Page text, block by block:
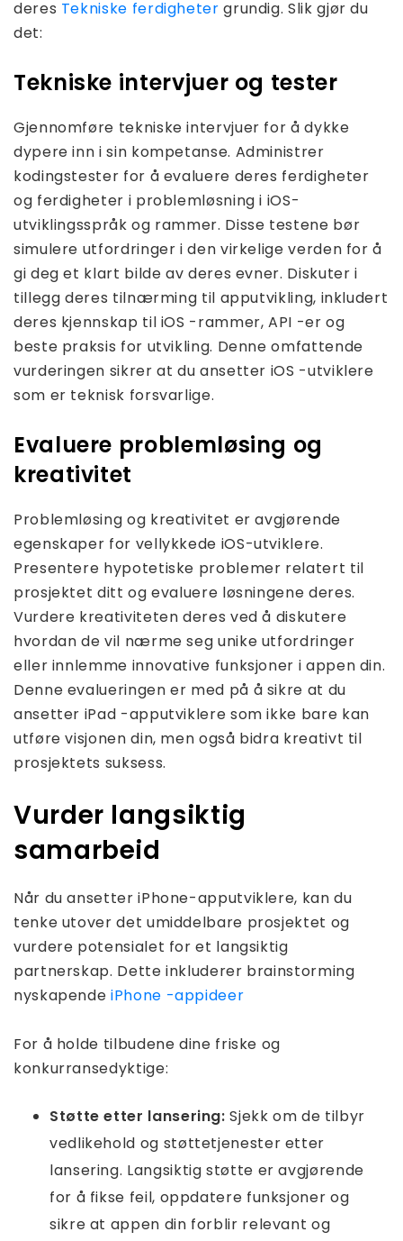
deres Tekniske ferdighetergrundig. Slik gjør du
det:
Tekniske intervjuer og tester
Gjennomføre tekniske intervjuer for å dykke
dypere inn i sin kompetanse. Administrer
kodingstester for å evaluere deres ferdigheter
og ferdigheter i problemløsning i iOS-
utviklingsspråk og rammer. Disse testene bør
simulere utfordringer i den virkelige verden for å
gi deg et klart bilde av deres evner. Diskuter i
tillegg deres tilnærming til apputvikling, inkludert
deres kjennskap til iOS -rammer, API -er og
beste praksis for utvikling. Denne omfattende
vurderingen sikrer at du ansetter iOS -utviklere
som er teknisk forsvarlige.
Evaluere problemløsing og
kreativitet
Problemløsing og kreativitet er avgjørende
egenskaper for vellykkede iOS-utviklere.
Presentere hypotetiske problemer relatert til
prosjektet ditt og evaluere løsningene deres.
Vurdere kreativiteten deres ved å diskutere
hvordan de vil nærme seg unike utfordringer
eller innlemme innovative funksjoner i appen din.
Denne evalueringen er med på å sikre at du
ansetter iPad -apputviklere som ikke bare kan
utføre visjonen din, men også bidra kreativt til
prosjektets suksess.
Vurder langsiktig
samarbeid
Når du ansetter iPhone-apputviklere, kan du
tenke utover det umiddelbare prosjektet og
vurdere potensialet for et langsiktig
partnerskap. Dette inkluderer brainstorming
nyskapendeiPhone -appideer
For å holde tilbudene dine friske og
konkurransedyktige:
Støtte etter lansering:Sjekk om de tilbyr
vedlikehold og støttetjenester etter
lansering. Langsiktig støtte er avgjørende
for å fikse feil, oppdatere funksjoner og
sikre at appen din forblir relevant og